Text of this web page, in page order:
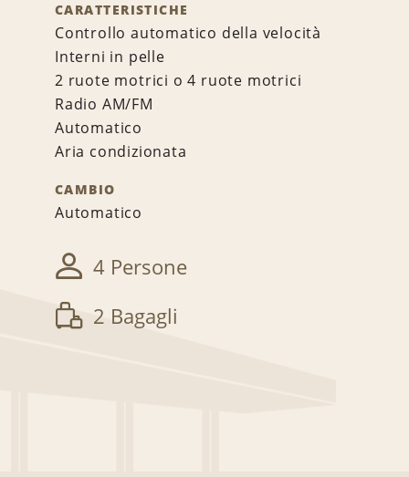
CARATTERISTICHE
Controllo automatico della velocità
Interni in pelle
2 ruote motrici o 4 ruote motrici
Radio AM/FM
Automatico
Aria condizionata
CAMBIO
Automatico
4 Persone
2 Bagagli